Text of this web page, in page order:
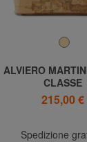
ALVIERO
CLASSE
GEO CLASSIC
Bag a
215,00 €
Spedizione